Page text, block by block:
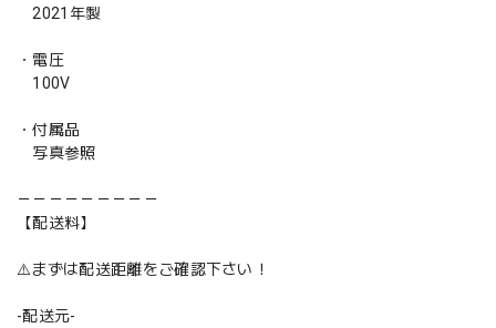
2021年製
・電圧
100V
・付属品
写真参照
－－－－－－－－－
【配送料】
⚠️まずは配送距離をご確認下さい！
-配送元-